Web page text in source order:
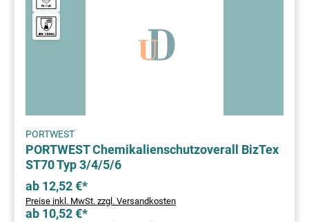
PORTWEST
PORTWEST Chemikalienschutzoverall BizTex
ST70 Typ 3/4/5/6
ab 12,52 €*
Preise inkl. MwSt. zzgl. Versandkosten
ab 10,52 €*